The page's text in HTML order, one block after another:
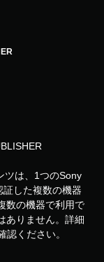
ツは、1つのSony
した複数の機器
数の機器で利用で
ありません。詳細
認ください。